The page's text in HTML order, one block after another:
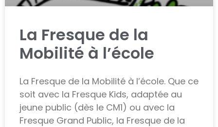
La Fresque de la
Mobilité à l’école
La Fresque de la Mobilité à l’école. Que ce
soit avec la Fresque Kids, adaptée au
jeune public (dès le CM1) ou avec la
Fresque Grand Public, la Fresque de la